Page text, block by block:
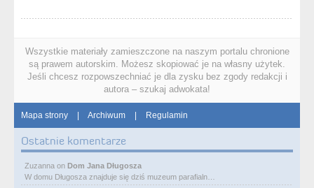
Wszystkie materiały zamieszczone na naszym portalu chronione
są prawem autorskim. Możesz skopiować je na własny użytek.
Jeśli chcesz rozpowszechniać je dla zysku bez zgody redakcji i
autora – szukaj adwokata!
Mapa strony | Archiwum | Regulamin
Ostatnie komentarze
Zuzanna on Dom Jana Długosza
W domu Długosza znajduje się dziś muzeum parafialn…